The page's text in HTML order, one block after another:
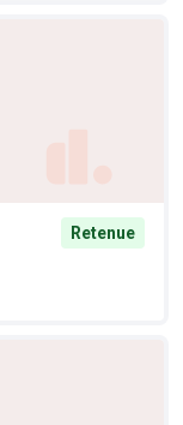
Retenue